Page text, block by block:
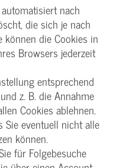
nach
die sich je nach
können die Cookies in
Browsers jederzeit
entsprechend
z. B. die Annahme
Cookies ablehnen.
Sie eventuell nicht alle
können.
für Folgebesuche